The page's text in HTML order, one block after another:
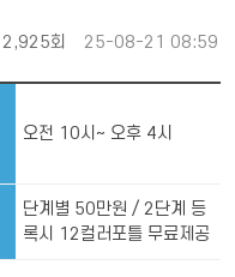
2,925회 25-08-21 08:59
오전 10시~ 오후 4시
단계별 50만원 / 2단계 등
록시 12컬러포틀 무료제공